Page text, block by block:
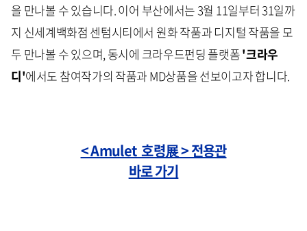
을 만나볼 수 있습니다. 이어 부산에서는 3월 11일부터 31일까
지 신세계백화점 센텀시티에서 원화 작품과 디지털 작품을 모
두 만나볼 수 있으며, 동시에 크라우드펀딩 플랫폼'크라우
디'에서도 참여작가의 작품과 MD상품을 선보이고자 합니다.
< Amulet 호령展 > 전용관
바로 가기